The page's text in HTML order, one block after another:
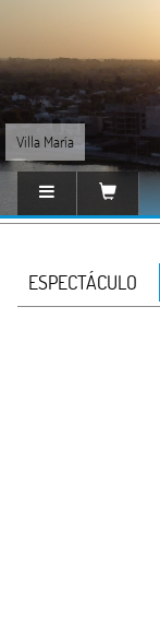
Villa María
ESPECTÁCULO